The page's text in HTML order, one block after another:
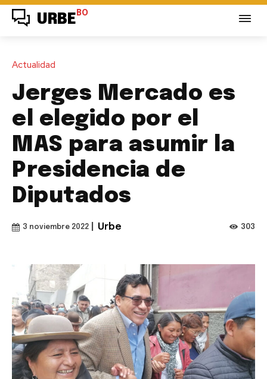
URBE BO
Actualidad
Jerges Mercado es
el elegido por el
MAS para asumir la
Presidencia de
Diputados
3 noviembre 2022 Urbe 303